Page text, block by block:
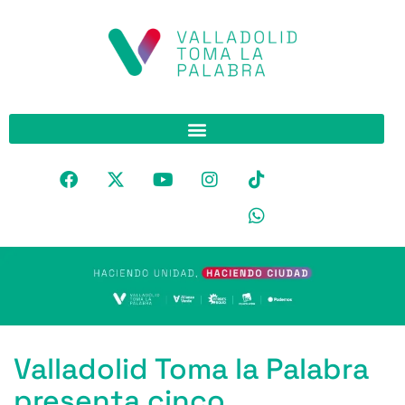
Valladolid Toma la Palabra